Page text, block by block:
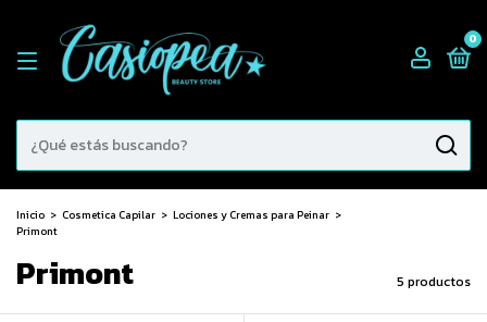
0
Inicio > Cosmetica Capilar > Lociones y Cremas para Peinar >
Primont
Primont 5 productos